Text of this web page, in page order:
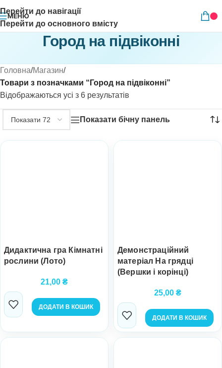
Перейти до навігації
Перейти до основного вмісту
МЕНЮ
Город на підвіконні
Головна/Магазин/
Товари з позначками “Город на підвіконні”
Відображаються усі з 6 результатів
Показати бічну панель
Дидактична гра Кімнатні
рослини (Лото)
21,00 ₴
ДОДАТИ В КОШИК
Демонстраційний
матеріал На грядці
(Вершки і корінці)
25,00 ₴
ДОДАТИ В КОШИК